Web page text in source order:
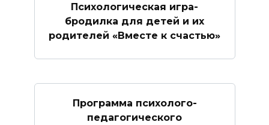
Психологическая игра-
бродилка для детей и их
родителей «Вместе к счастью»
Программа психолого-
педагогического